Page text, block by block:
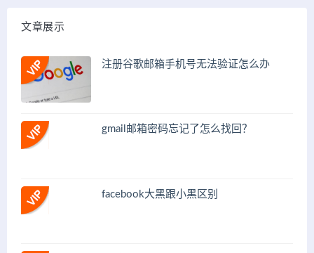
文章展示
注册谷歌邮箱手机号无法验证怎么办
gmail邮箱密码忘记了怎么找回？
facebook大黑跟小黑区别